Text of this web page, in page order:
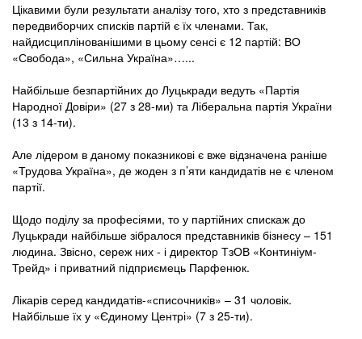
Цікавими були результати аналізу того, хто з представників
передвиборчих списків партій є їх членами. Так,
найдисциплінованішими в цьому сенсі є 12 партій: ВО
«Свобода», «Сильна Україна»…...
Найбільше безпартійних до Луцькради ведуть «Партія
Народної Довіри» (27 з 28-ми) та Ліберальна партія України
(13 з 14-ти).
Але лідером в даному показникові є вже відзначена раніше
«Трудова Україна», де жоден з п’яти кандидатів не є членом
партії.
Щодо поділу за професіями, то у партійних спискаж до
Луцькради найбільше зібралося представників бізнесу – 151
людина. Звісно, сереж них - і директор ТзОВ «Континіум-
Трейд» і приватний підприємець Парфенюк.
Лікарів серед кандидатів-«списочників» – 31 чоловік.
Найбільше їх у «Єдиному Центрі» (7 з 25-ти).